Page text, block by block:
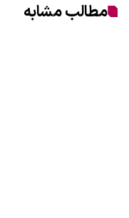
مطالب مشابه